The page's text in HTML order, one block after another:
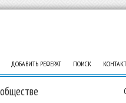
ДОБАВИТЬ РЕФЕРАТ ПОИСК